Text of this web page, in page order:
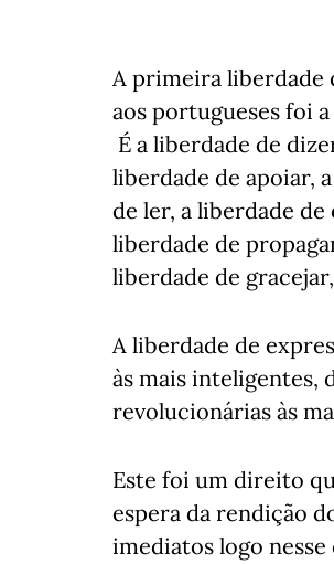
A primeira liberdade
aos portugueses foi
É a liberdade de
liberdade de apoiar,
de ler, a liberdade
liberdade de
liberdade de
A liberdade de
às mais inteligentes,
revolucionárias às
Este foi um direito
espera da rendição
imediatos logo nesse